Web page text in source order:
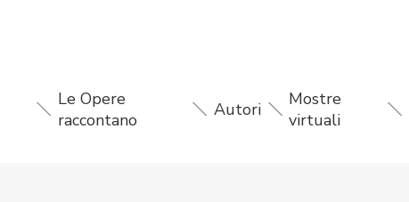
Le Opere
raccontano
Autori
Mostre
virtuali